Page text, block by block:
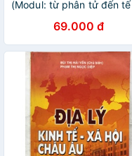
(Modul: từ phân tử đến tế
69.000 đ